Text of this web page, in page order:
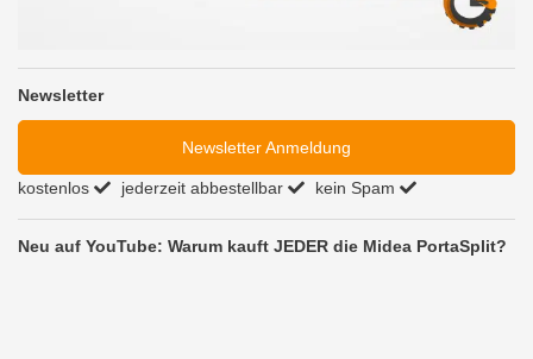
Newsletter
Newsletter Anmeldung
kostenlos jederzeit abbestellbar kein Spam
Neu auf YouTube: Warum kauft JEDER die Midea PortaSplit?